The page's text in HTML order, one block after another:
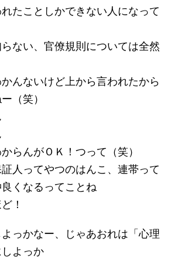
たことしかできない人になって
ない、官僚規則については全然
んないけど上から言われたから
（笑）
らんがＯＫ！つって（笑）
人ってやつのはんこ、連帯って
くなるってことね
！
っかなー、じゃあおれは「心理
よっか